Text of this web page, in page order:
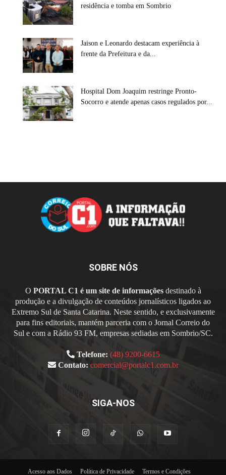
residência e tomba em Sombrio
Jaison e Leonardo destacam experiência à
frente da Prefeitura e da...
Hospital Dom Joaquim restringe Pronto-
Socorro e atende apenas casos regulados por...
SOBRE NÓS
O PORTAL C1 é um site de informaçõesdestinado à
produção e a divulgação de conteúdos jornalísticos ligados ao
Extremo Sul de Santa Catarina. Neste sentido, e exclusivamente
para fins editoriais, mantém parceria com o Jornal Correio do
Sul e com a Rádio 93 FM, empresas sediadas em Sombrio/SC.
Telefone: (48) 9200-6615
Contato: comercial@portalc1.com.br
SIGA-NOS
Acesso aos Dados Política de Privacidade Termos e Condições